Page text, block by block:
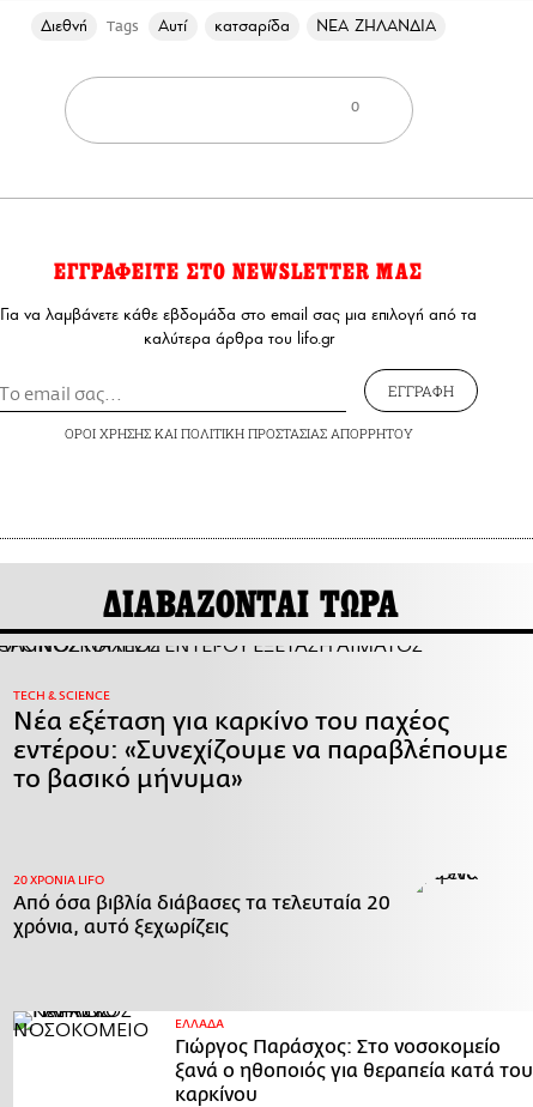
Διεθνή Tags Αυτί κατσαρίδα ΝΕΑ ΖΗΛΑΝΔΙΑ
0
ΕΓΓΡΑΦΕΙΤΕ ΣΤΟ NEWSLETTER ΜΑΣ
Για να λαμβάνετε κάθε εβδομάδα στο email σας μια επιλογή από τα
καλύτερα άρθρα του lifo.gr
ΕΓΓΡΑΦΗ
ΟΡΟΙ ΧΡΗΣΗΣΚΑΙ ΠΟΛΙΤΙΚΗ ΠΡΟΣΤΑΣΙΑΣ ΑΠΟΡΡΗΤΟΥ
ΔΙΑΒΑΖΟΝΤΑΙ ΤΩΡΑ
ΤECH & SCIENCE
Νέα εξέταση για καρκίνο του παχέος
εντέρου: «Συνεχίζουμε να παραβλέπουμε
το βασικό μήνυμα»
20 ΧΡΟΝΙΑ LIFO
Από όσα βιβλία διάβασες τα τελευταία 20
χρόνια, αυτό ξεχωρίζεις
ΕΛΛΑΔΑ
Γιώργος Παράσχος: Στο νοσοκομείο
ξανά ο ηθοποιός για θεραπεία κατά του
καρκίνου